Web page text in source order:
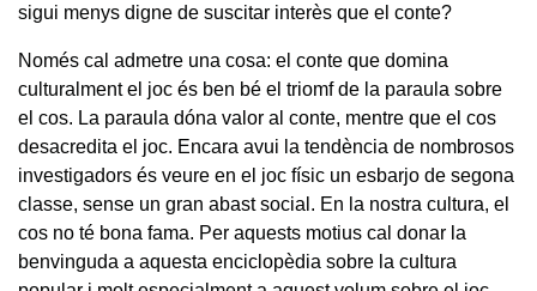
sigui menys digne de suscitar interès que el conte?
Només cal admetre una cosa: el conte que domina
culturalment el joc és ben bé el triomf de la paraula sobre
el cos. La paraula dóna valor al conte, mentre que el cos
desacredita el joc. Encara avui la tendència de nombrosos
investigadors és veure en el joc físic un esbarjo de segona
classe, sense un gran abast social. En la nostra cultura, el
cos no té bona fama. Per aquests motius cal donar la
benvinguda a aquesta enciclopèdia sobre la cultura